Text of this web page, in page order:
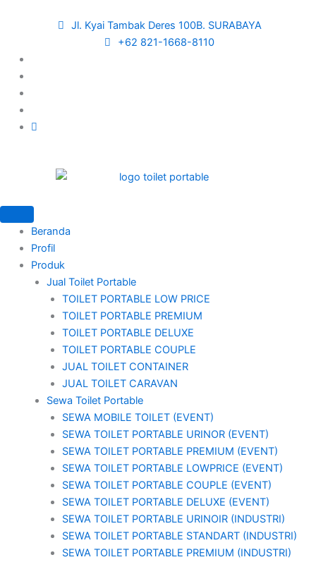
Jl. Kyai Tambak Deres 100B. SURABAYA
+62 821-1668-8110
Beranda
Profil
Produk
Jual Toilet Portable
TOILET PORTABLE LOW PRICE
TOILET PORTABLE PREMIUM
TOILET PORTABLE DELUXE
TOILET PORTABLE COUPLE
JUAL TOILET CONTAINER
JUAL TOILET CARAVAN
Sewa Toilet Portable
SEWA MOBILE TOILET (EVENT)
SEWA TOILET PORTABLE URINOR (EVENT)
SEWA TOILET PORTABLE PREMIUM (EVENT)
SEWA TOILET PORTABLE LOWPRICE (EVENT)
SEWA TOILET PORTABLE COUPLE (EVENT)
SEWA TOILET PORTABLE DELUXE (EVENT)
SEWA TOILET PORTABLE URINOIR (INDUSTRI)
SEWA TOILET PORTABLE STANDART (INDUSTRI)
SEWA TOILET PORTABLE PREMIUM (INDUSTRI)